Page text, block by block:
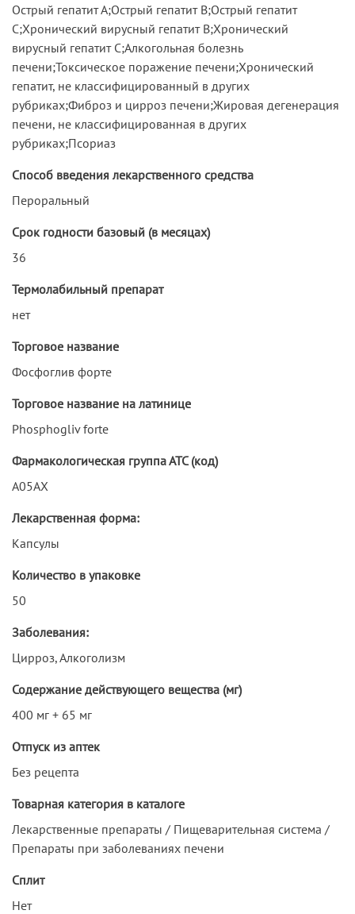
Острый гепатит А;Острый гепатит В;Острый гепатит
С;Хронический вирусный гепатит В;Хронический
вирусный гепатит С;Алкогольная болезнь
печени;Токсическое поражение печени;Хронический
гепатит, не классифицированный в других
рубриках;Фиброз и цирроз печени;Жировая дегенерация
печени, не классифицированная в других
рубриках;Псориаз
Способ введения лекарственного средства
Пероральный
Срок годности базовый (в месяцах)
36
Термолабильный препарат
нет
Торговое название
Фосфоглив форте
Торговое название на латинице
Phosphogliv forte
Фармакологическая группа АТС (код)
A05AX
Лекарственная форма:
Капсулы
Количество в упаковке
50
Заболевания:
Цирроз, Алкоголизм
Содержание действующего вещества (мг)
400 мг + 65 мг
Отпуск из аптек
Без рецепта
Товарная категория в каталоге
Лекарственные препараты / Пищеварительная система /
Препараты при заболеваниях печени
Сплит
Нет